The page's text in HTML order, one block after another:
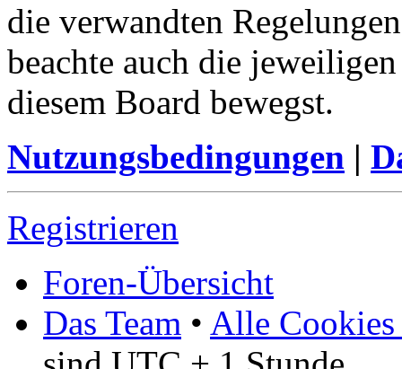
die verwandten
beachte auch die
diesem Board bewegst.
Nutzungsbedingungen |
Registrieren
Foren-Übersicht
Das Team • Alle Cookies